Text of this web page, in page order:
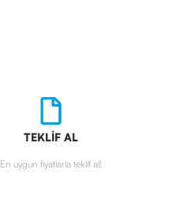
TEKLİF AL
En uygun fiyatlarla teklif al!